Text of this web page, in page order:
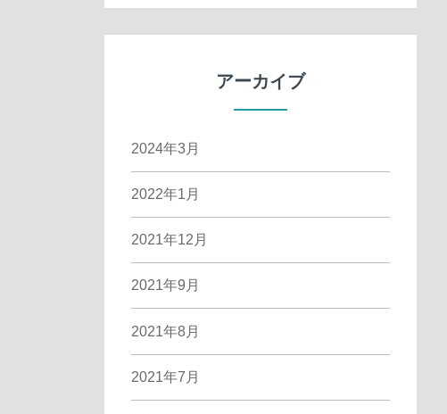
アーカイブ
2024年3月
2022年1月
2021年12月
2021年9月
2021年8月
2021年7月